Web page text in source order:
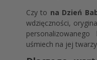
Czy to na Dzień
wdzięczności,
uśmiech na jej